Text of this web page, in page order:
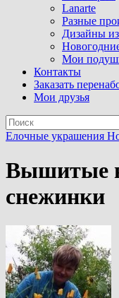
Lanarte
Разные
Дизайны
Мои
Контакты
Заказать
Мои друзья
Елочные украшения
Вышитые
снежинки